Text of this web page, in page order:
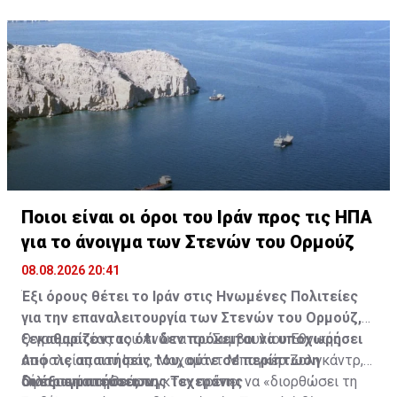
Ποιοι είναι οι όροι του Ιράν προς τις ΗΠΑ
για το άνοιγμα των Στενών του Ορμούζ
08.08.2026 20:41
Έξι όρους θέτει το Ιράν στις Ηνωμένες Πολιτείες
για την επαναλειτουργία των Στενών του Ορμούζ,
ξεκαθαρίζοντας ότι δεν πρόκειται να υποχωρήσει
από τις απαιτήσεις του, ούτε σε περίπτωση
διαπραγματεύσεων.
Ο γραμματέας του Ανώτατου Συμβουλίου Εθνικής
Ασφαλείας του Ιράν, Μοχαμάντ Μπαγκέρ Ζολγκάντρ,
δήλωσε ότι η Ουάσινγκτον πρέπει να «διορθώσει τη
Οι έξι απαιτήσεις της Τεχεράνης